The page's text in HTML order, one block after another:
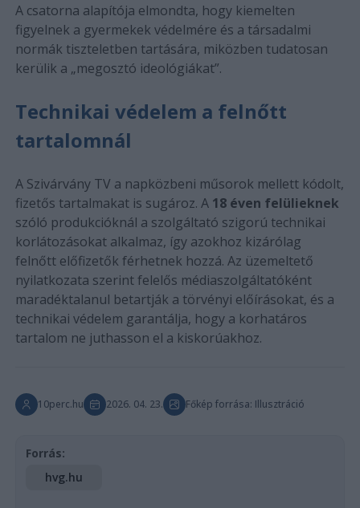
A csatorna alapítója elmondta, hogy kiemelten
figyelnek a gyermekek védelmére és a társadalmi
normák tiszteletben tartására, miközben tudatosan
kerülik a „megosztó ideológiákat”.
Technikai védelem a felnőtt
tartalomnál
A Szivárvány TV a napközbeni műsorok mellett kódolt,
fizetős tartalmakat is sugároz. A 18 éven felülieknek
szóló produkcióknál a szolgáltató szigorú technikai
korlátozásokat alkalmaz, így azokhoz kizárólag
felnőtt előfizetők férhetnek hozzá. Az üzemeltető
nyilatkozata szerint felelős médiaszolgáltatóként
maradéktalanul betartják a törvényi előírásokat, és a
technikai védelem garantálja, hogy a korhatáros
tartalom ne juthasson el a kiskorúakhoz.
10perc.hu 2026. 04. 23. Főkép forrása: Illusztráció
Forrás:
hvg.hu